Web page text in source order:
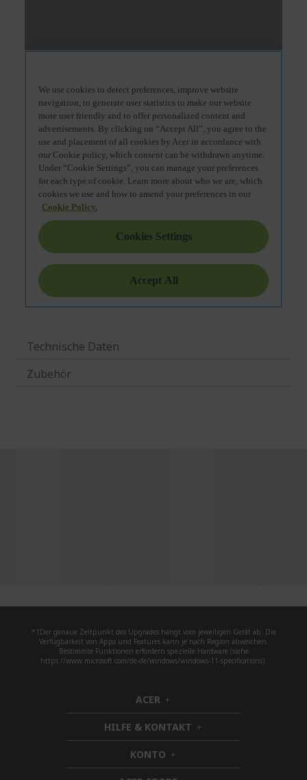
Technische Daten
Zubehör
*1Der genaue Zeitpunkt des Upgrades hängt vom jeweiligen Gerät ab. Die
Verfügbarkeit von Apps und Features kann je nach Region abweichen.
Bestimmte Funktionen erfordern spezielle Hardware (siehe
https://www.microsoft.com/de-de/windows/windows-11-specifications).
ACER h
i
d
d
e
n
HILFE & KONTAKT h
i
d
KONTO h
i